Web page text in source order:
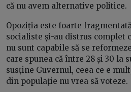
că nu avem alternative politice.
Opoziția este foarte
socialiste și-au distrus complet
nu sunt capabile să se
care spunea că între 28 și 30 la
susține Guvernul, ceea ce e
din populație nu vrea să voteze.